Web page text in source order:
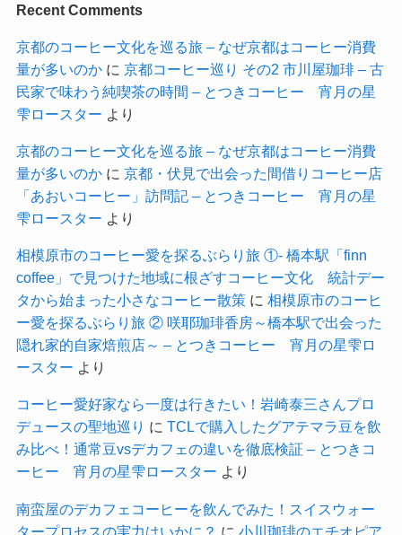
Recent Comments
京都のコーヒー文化を巡る旅 – なぜ京都はコーヒー消費
量が多いのかに 京都コーヒー巡り その2 市川屋珈琲 – 古
民家で味わう純喫茶の時間 – とつきコーヒー 宵月の星
雫ロースター より
京都のコーヒー文化を巡る旅 – なぜ京都はコーヒー消費
量が多いのかに 京都・伏見で出会った間借りコーヒー店
「あおいコーヒー」訪問記 – とつきコーヒー 宵月の星
雫ロースター より
相模原市のコーヒー愛を探るぶらり旅 ①- 橋本駅「finn
coffee」で見つけた地域に根ざすコーヒー文化 統計デー
タから始まった小さなコーヒー散策に 相模原市のコーヒ
ー愛を探るぶらり旅 ② 咲耶珈琲香房～橋本駅で出会った
隠れ家的自家焙煎店～ – とつきコーヒー 宵月の星雫ロ
ースター より
コーヒー愛好家なら一度は行きたい！岩崎泰三さんプロ
デュースの聖地巡り に TCLで購入したグアテマラ豆を飲
み比べ！通常豆vsデカフェの違いを徹底検証 – とつきコ
ーヒー 宵月の星雫ロースター より
南蛮屋のデカフェコーヒーを飲んでみた！スイスウォー
タープロセスの実力はいかに？ に 小川珈琲のエチオピア